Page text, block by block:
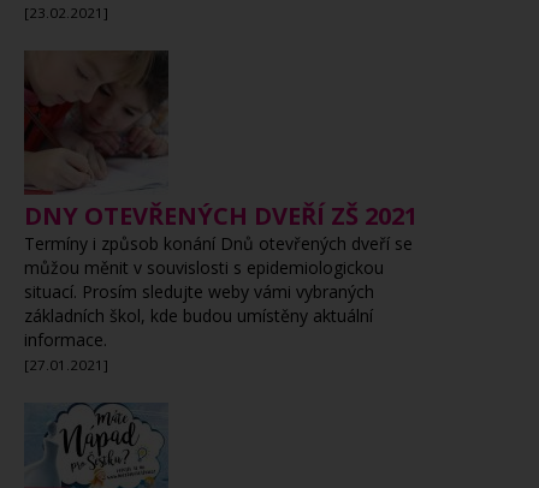
[23.02.2021]
DNY OTEVŘENÝCH DVEŘÍ ZŠ 2021
Termíny i způsob konání Dnů otevřených dveří se
můžou měnit v souvislosti s epidemiologickou
situací. Prosím sledujte weby vámi vybraných
základních škol, kde budou umístěny aktuální
informace.
[27.01.2021]